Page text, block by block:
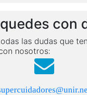
con
las dudas que
nosotros: